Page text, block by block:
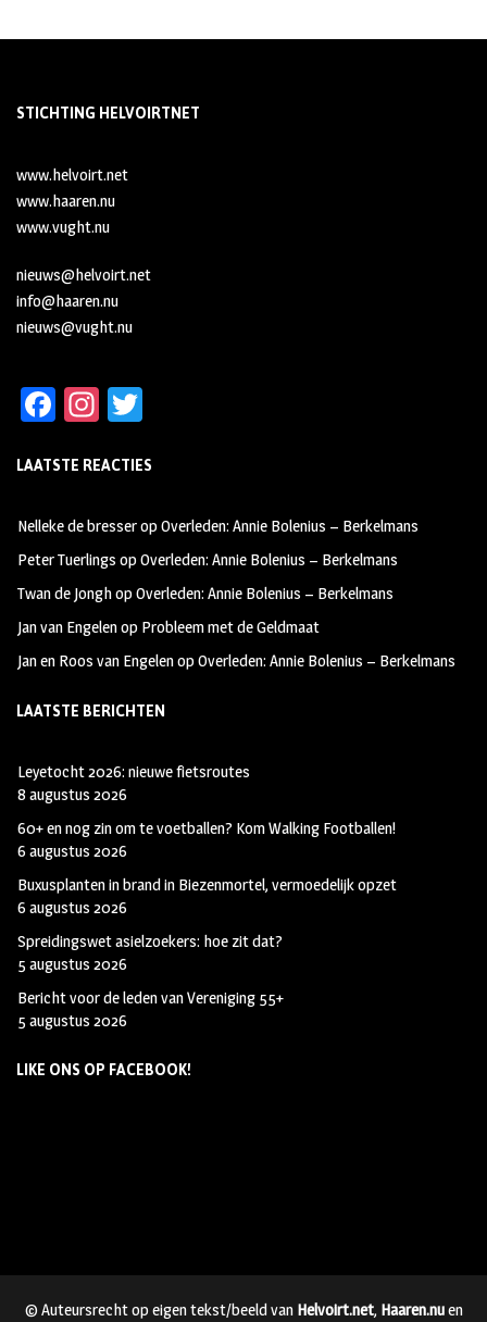
STICHTING HELVOIRTNET
www.helvoirt.net
www.haaren.nu
www.vught.nu
nieuws@helvoirt.net
info@haaren.nu
nieuws@vught.nu
Fa
b
oo
k
In
ag
m
tt
LAATSTE REACTIES
Nelleke de bresseropOverleden: Annie Bolenius – Berkelmans
Peter Tuerlings opOverleden: Annie Bolenius – Berkelmans
Twan de JonghopOverleden: Annie Bolenius – Berkelmans
Jan van Engelenop Probleem met de Geldmaat
Jan en Roos van EngelenopOverleden: Annie Bolenius – Berkelmans
LAATSTE BERICHTEN
Leyetocht 2026: nieuwe fietsroutes
8 augustus 2026
60+ en nog zin om te voetballen? Kom Walking Footballen!
6 augustus 2026
Buxusplanten in brand in Biezenmortel, vermoedelijk opzet
6 augustus 2026
Spreidingswet asielzoekers: hoe zit dat?
5 augustus 2026
Bericht voor de leden van Vereniging 55+
5 augustus 2026
LIKE ONS OP FACEBOOK!
© Auteursrecht op eigen tekst/beeld van Helvoirt.net, Haaren.nuen